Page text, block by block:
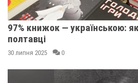
97% книжок — українською:
полтавці
30 липня 2025 0